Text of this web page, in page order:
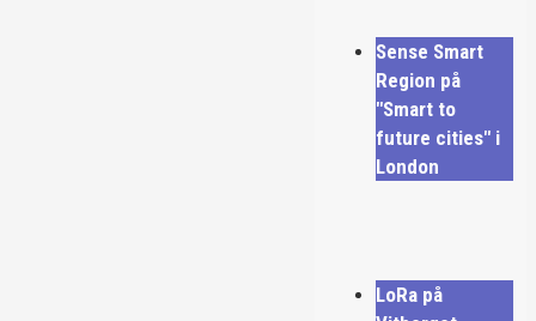
Sense Smart
Region på
"Smart to
future cities" i
London
LoRa på